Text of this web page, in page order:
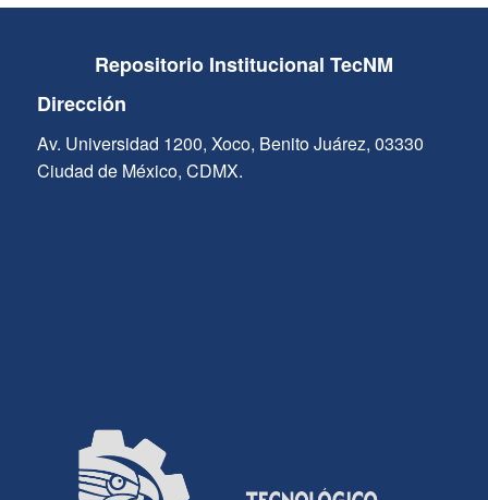
Repositorio Institucional TecNM
Dirección
Av. Universidad 1200, Xoco, Benito Juárez, 03330
Ciudad de México, CDMX.